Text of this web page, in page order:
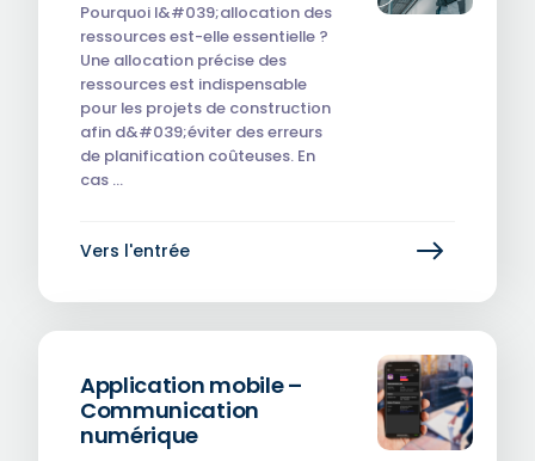
‎Pourquoi l&#039;allocation des
ressources est-elle essentielle ?
Une allocation précise des
ressources est indispensable
pour les projets de construction
afin d&#039;éviter des erreurs
de planification coûteuses. En
cas …
Vers l'entrée
Application mobile –
Communication
numérique